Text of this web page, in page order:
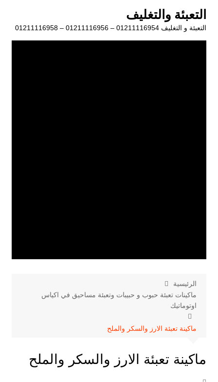
المحتوى
التعبئة والتغليف
التعبئة و التغليف 01211116954 – 01211116956 – 01211116958
الرئيسية
ماكينات تعبئة حبوب و حبيبات وتعبئة مساحيق في اكياس
اوتوماتيك
ماكينة تعبئة الارز والسكر والملح
ماكينة تعبئة الارز والسكر والملح